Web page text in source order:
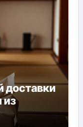
доставки
из